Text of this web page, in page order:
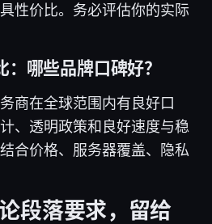
性价比。务必评估你的实际
哪些品牌口碑好？
商在全球范围内有良好口
、透明政策和良好速度与稳
合价格、服务器覆盖、隐私
段落要求，留给